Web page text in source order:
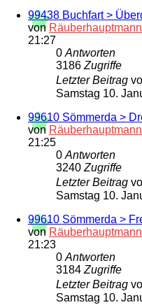
99438 Buchfart >
von Räuberhauptmann
21:27
0 Antworten
3186 Zugriffe
Letzter Beitrag
Samstag 10.
99610 Sömmerda >
von Räuberhauptmann
21:25
0 Antworten
3240 Zugriffe
Letzter Beitrag
Samstag 10.
99610 Sömmerda >
von Räuberhauptmann
21:23
0 Antworten
3184 Zugriffe
Letzter Beitrag
Samstag 10.